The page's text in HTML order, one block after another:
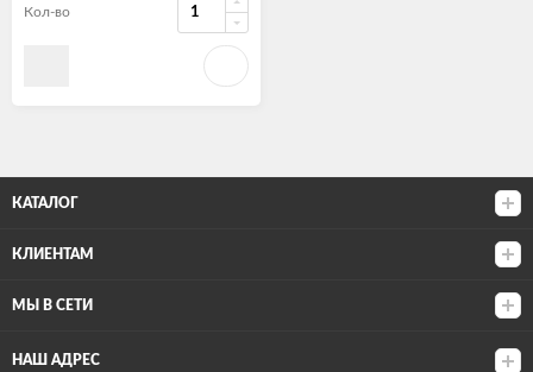
Кол-во
КАТАЛОГ
КЛИЕНТАМ
МЫ В СЕТИ
НАШ АДРЕС